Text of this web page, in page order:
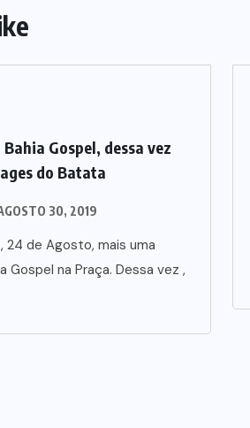
Gospel, dessa vez
do Batata
30, 2019
de Agosto, mais uma
Gospel na Praça. Dessa vez ,